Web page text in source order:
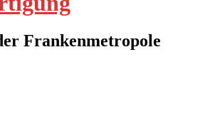
Frankenmetropole